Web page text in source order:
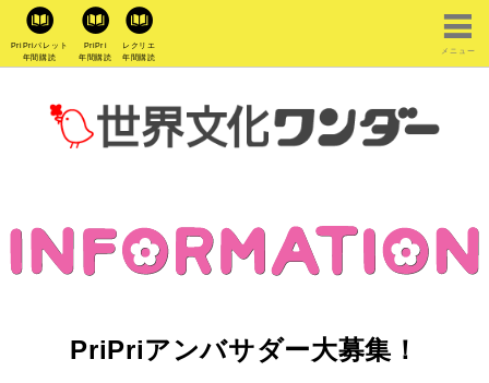
PriPriパレット
年間購読
PriPri
年間購読
レクリエ
年間購読
メニュー
PriPriアンバサダー大募集！